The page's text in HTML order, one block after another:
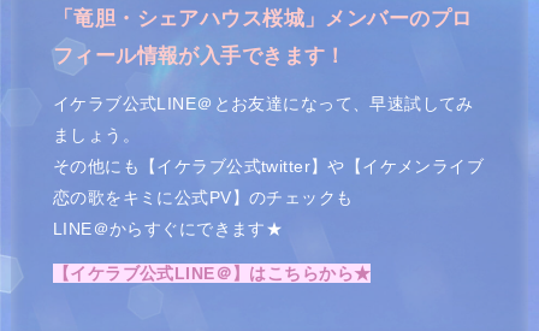
「竜胆・シェアハウス桜城」メンバーのプロ
フィール情報が入手できます！
イケラブ公式LINE＠とお友達になって、早速試してみ
ましょう。
その他にも【イケラブ公式twitter】や【イケメンライブ
恋の歌をキミに公式PV】のチェックも
LINE＠からすぐにできます★
【イケラブ公式LINE＠】はこちらから★